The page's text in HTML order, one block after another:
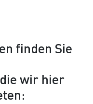
finden Sie
wir hier